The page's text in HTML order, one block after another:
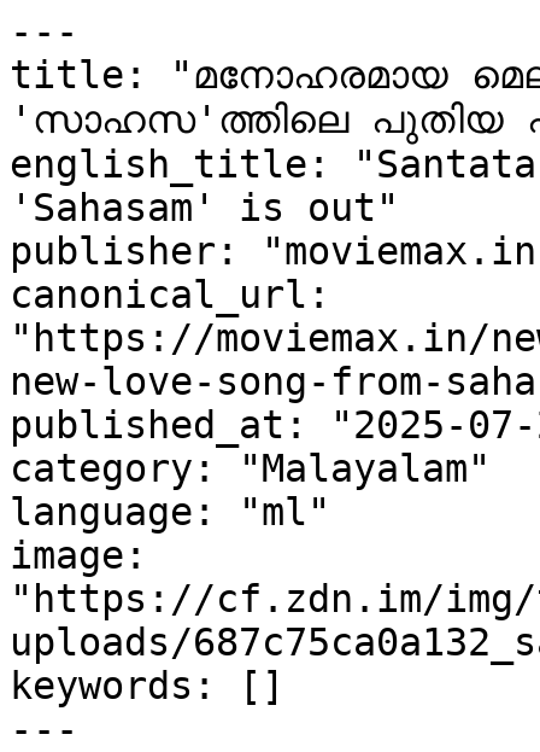
---
title: "മനോഹരമായ
'സാഹസ'ത്തിലെ പുതിയ
english_title: "Santata
'Sahasam' is out"
publisher:
canonical_url:
"https://moviemax.in/
new-love-song-from-
published_at: "2025-07-
category: "Malayalam"
language: "ml"
image:
"https://cf.zdn.im/img/
uploads/
keywords: []
---